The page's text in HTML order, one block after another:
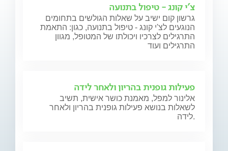
צ'י קונג - טיפול בתנועה
גרשון קום ישיב על שאלות הגולשים בתחומים
הנוגעים לצ'י קונג - טיפול בתנועה, כגון: התאמת
התרגילים לצרכיו ויכולתו של המטופל, מגוון
התרגילים ועוד
פעילות גופנית בהריון ולאחר לידה
אלינור למפל, מאמנת כושר אישית, תשיב
לשאלות בנושא פעילות גופנית בהריון ולאחר
לידה.